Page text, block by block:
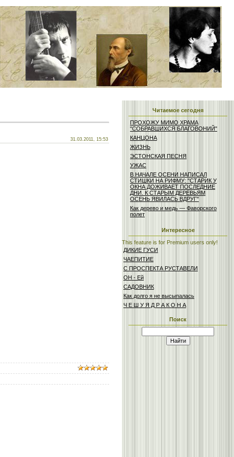
31.03.2011, 15:53
Читаемое сегодня
ПРОХОЖУ МИМО ХРАМА
"СОБРАВШИХСЯ БЛАГОВОНИЙ"
КАНЦОНА
ЖИЗНЬ
ЭСТОНСКАЯ ПЕСНЯ
УЖАС
В НАЧАЛЕ ОСЕНИ НАПИСАЛ
СТИШКИ НА РИФМУ: "СТАРИК У
ОКНА ДОЖИВАЕТ ПОСЛЕДНИЕ
ДНИ. К СТАРЫМ ДЕРЕВЬЯМ
ОСЕНЬ ЯВИЛАСЬ ВДРУГ"
Как дерево и медь — Фаворского
полет
Интересное
This feature is for Premium users only!
ДИКИЕ ГУСИ
ЧАЕПИТИЕ
С ПРОСПЕКТА РУСТАВЕЛИ
ОН - Ей
САДОВНИК
Как долго я не высыпалась
Ч Е Ш У Я Д Р А К О Н А
Поиск